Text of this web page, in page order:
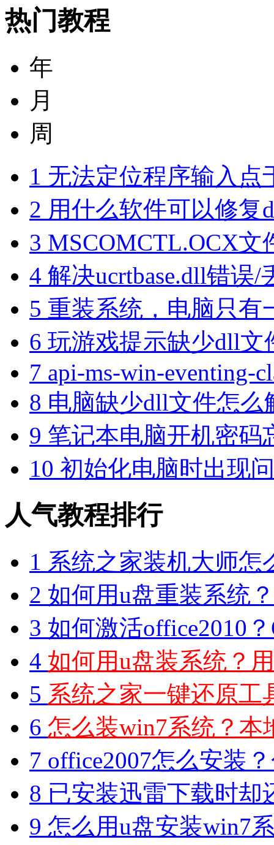
热门教程
年
月
周
1 无法定位程序输入点
2 用什么软件可以修
3 MSCOMCTL.OCX
4 解决ucrtbase.dll错误
5 重装系统，电脑只有
6 玩游戏提示缺少dll文
7 api-ms-win-eventing-
8 电脑缺少dll文件怎
9 笔记本电脑开机密码
10 初始化电脑时出现
人气教程排行
1 系统之家装机大师怎
2 如何用u盘重装系统
3 如何激活office2010
4 如何用u盘装系统？
5 系统之家一键还原工
6 怎么装win7系统？本
7 office2007怎么安装
8 已安装迅雷下载时却
9 怎么用u盘安装win7